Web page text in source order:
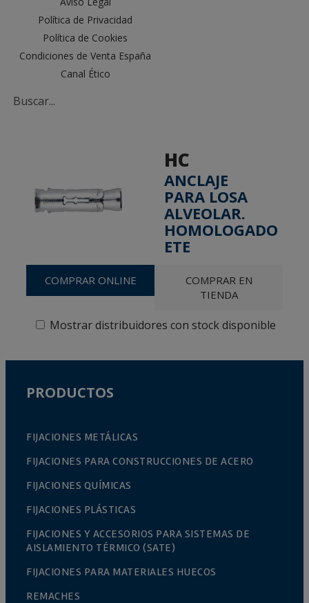
Política de Privacidad
Política de Cookies
Condiciones de Venta España
Canal Ético
HC
ANCLAJE
PARA LOSA
ALVEOLAR.
HOMOLOGADO
ETE
COMPRAR ONLINE
COMPRAR EN
TIENDA
Mostrar distribuidores con stock disponible
PRODUCTOS
FIJACIONES METÁLICAS
FIJACIONES PARA CONSTRUCCIONES DE ACERO
FIJACIONES QUÍMICAS
FIJACIONES PLÁSTICAS
FIJACIONES Y ACCESORIOS PARA SISTEMAS DE
AISLAMIENTO TÉRMICO (SATE)
FIJACIONES PARA MATERIALES HUECOS
REMACHES